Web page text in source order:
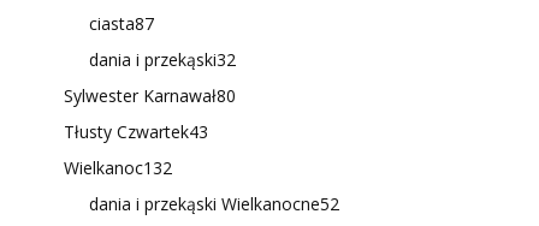
ciasta87
dania i przekąski32
Sylwester Karnawał80
Tłusty Czwartek43
Wielkanoc132
dania i przekąski Wielkanocne52